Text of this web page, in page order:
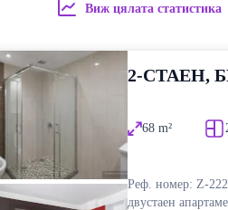
Виж цялата статистика
2-СТАЕН,
68 m²
Реф. номер: Z-2229397 Титан Пропъртис предлага
двустаен